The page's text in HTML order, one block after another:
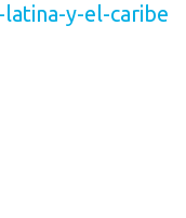
y-el-caribe